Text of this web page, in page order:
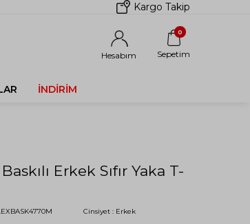
Kargo Takip
Hesabım
0
Sepetim
İNDIRIM
Erkek Sıfır Yaka T-
Cinsiyet : Erkek